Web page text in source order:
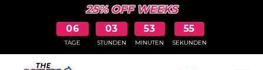
25% OFF WEEKS
06
TAGE
03
STUNDEN
53
MINUTEN
54
SEKUNDEN